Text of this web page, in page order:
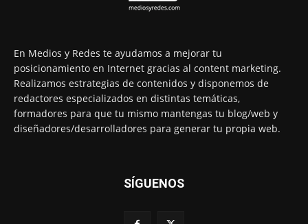
En Medios y Redes te ayudamos a mejorar tu
posicionamiento en Internet gracias al content marketing.
Realizamos estrategias de contenidos y disponemos de
redactores especializados en distintas temáticas,
formadores para que tu mismo mantengas tu blog/web y
diseñadores/desarrolladores para generar tu propia web.
SÍGUENOS